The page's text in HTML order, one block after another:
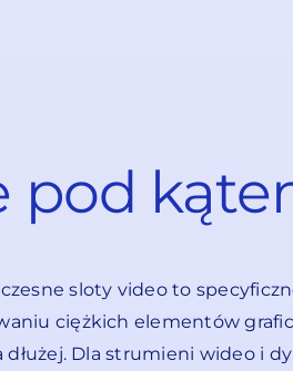
pod
sloty video to
ciężkich elementów
Dla strumieni wideo i